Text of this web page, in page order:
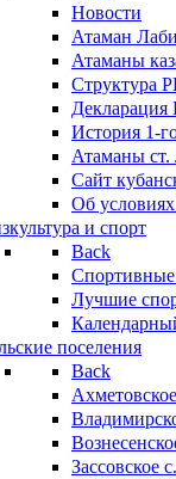
Новости
Атаман
Атаманы
Структура
Декларация
История 1-
Атаманы ст.
Cайт
Об
и спорт
Back
Спортивные
Лучшие
поселения
Back
Зассовское